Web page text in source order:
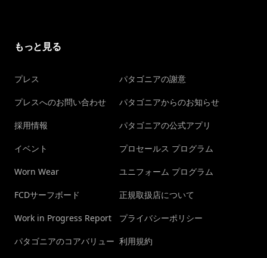
もっと見る
プレス
プレスへのお問い合わせ
採用情報
イベント
Worn Wear
FCDサーフボード
Work in Progress Report
パタゴニアのコアバリュー
パタゴニアの謝意
パタゴニアからのお知らせ
パタゴニアの公式アプリ
プロセールス プログラム
ユニフォーム プログラム
正規取扱店について
プライバシーポリシー
利用規約